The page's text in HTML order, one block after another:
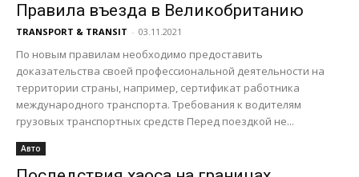
Правила въезда в Великобританию
TRANSPORT & TRANSIT - 03.11.2021
По новым правилам необходимо предоставить
доказательства своей профессиональной деятельности на
территории страны, например, сертификат работника
международного транспорта. Требования к водителям
грузовых транспортных средств Перед поездкой не...
Авто